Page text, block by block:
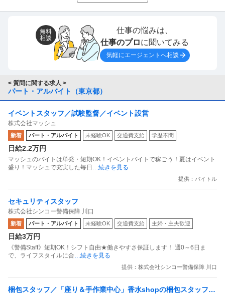
無料
相談
仕事の悩みは、
仕事のプロに聞いてみる
気軽にエージェントへ相談
< 質問に関する求人 >
パート・アルバイト（東京都）
イベントスタッフ／試験監督／イベント設営
株式会社マッシュ
新着 パート・アルバイト 未経験OK 交通費支給 学歴不問
日給2.2万円
マッシュのバイトは単発・短期OK！イベントバイトで稼ごう！夏はイベント
盛り！マッシュで充実した毎日 …続きを見る
提供：バイトル
セキュリティスタッフ
株式会社シンコー警備保障 川口
新着 パート・アルバイト 未経験OK 交通費支給 主婦・主夫歓迎
日給3万円
《警備Staff》短期OK！シフト自由★働きやすさ保証します！ 週0～6日ま
で、ライフスタイルに合…続きを見る
提供：株式会社シンコー警備保障 川口
梱包スタッフ／「座り＆手作業中心」香水shopの梱包スタッフ